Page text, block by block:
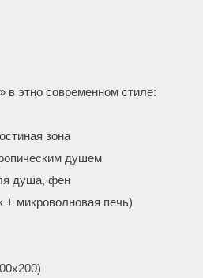
этно современном стиле:
зона
душем
душа, фен
+ микроволновая печь)